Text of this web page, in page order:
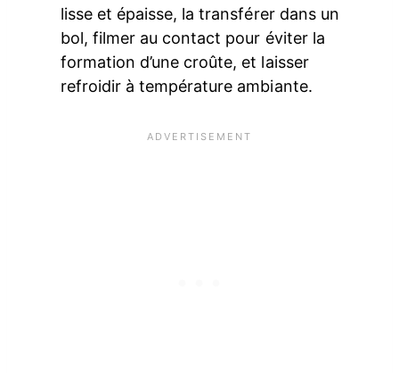
lisse et épaisse, la transférer dans un
bol, filmer au contact pour éviter la
formation d’une croûte, et laisser
refroidir à température ambiante.